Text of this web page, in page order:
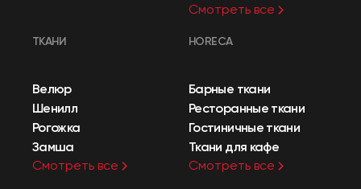
Смотреть все
ТКАНИ
Велюр
Шенилл
Рогожка
Замша
Смотреть все
HORECA
Барные ткани
Ресторанные ткани
Гостиничные ткани
Ткани для кафе
Смотреть все